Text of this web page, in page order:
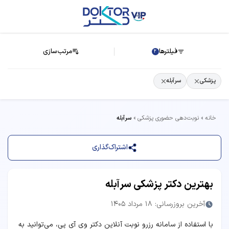
فیلترها 2 مرتب‌سازی
پزشکی سرآبله
خانه نوبت‌دهی حضوری پزشکی سرآبله
اشتراک‌گذاری
بهترین دکتر پزشکی سرآبله
آخرین بروزرسانی: 18 مرداد 1405
با استفاده از سامانه رزرو نوبت آنلاین دکتر وی آی پی، می‌توانید به